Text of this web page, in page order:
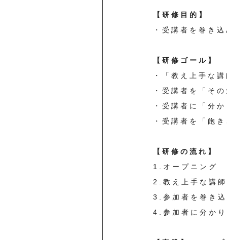
【研修目的】
・受講者を巻き
【研修ゴール】
・「教え上手な
・受講者を「そ
・受講者に「分
・受講者を「飽
【研修の流れ】
1.オープニング
2.教え上手な講
3.参加者を巻き
4.参加者に分か